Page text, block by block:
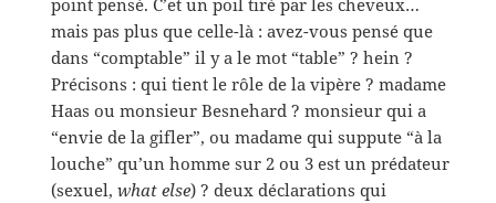
point pensé. C’et un poil tiré par les cheveux…
mais pas plus que celle-là : avez-vous pensé que
dans “comptable” il y a le mot “table” ? hein ?
Précisons : qui tient le rôle de la vipère ? madame
Haas ou monsieur Besnehard ? monsieur qui a
“envie de la gifler”, ou madame qui suppute “à la
louche” qu’un homme sur 2 ou 3 est un prédateur
(sexuel,what else) ? deux déclarations qui